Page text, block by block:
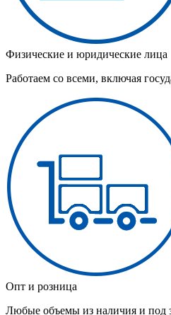
Физические и юридические лица
Работаем со всеми, включая
Опт и розница
Любые объемы из наличия и под